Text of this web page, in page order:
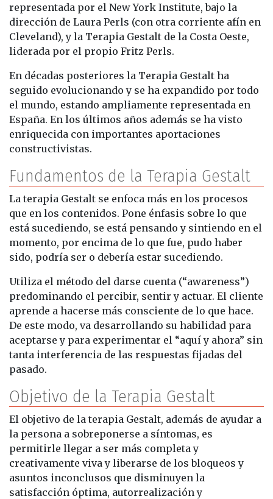
representada por el New York Institute, bajo la
dirección de Laura Perls (con otra corriente afín en
Cleveland), y la Terapia Gestalt de la Costa Oeste,
liderada por el propio Fritz Perls.
En décadas posteriores la Terapia Gestalt ha
seguido evolucionando y se ha expandido por todo
el mundo, estando ampliamente representada en
España. En los últimos años además se ha visto
enriquecida con importantes aportaciones
constructivistas.
Fundamentos de la Terapia Gestalt
La terapia Gestalt se enfoca más en los procesos
que en los contenidos. Pone énfasis sobre lo que
está sucediendo, se está pensando y sintiendo en el
momento, por encima de lo que fue, pudo haber
sido, podría ser o debería estar sucediendo.
Utiliza el método del darse cuenta (“awareness”)
predominando el percibir, sentir y actuar. El cliente
aprende a hacerse más consciente de lo que hace.
De este modo, va desarrollando su habilidad para
aceptarse y para experimentar el “aquí y ahora” sin
tanta interferencia de las respuestas fijadas del
pasado.
Objetivo de la Terapia Gestalt
El objetivo de la terapia Gestalt, además de ayudar a
la persona a sobreponerse a síntomas, es
permitirle llegar a ser más completa y
creativamente viva y liberarse de los bloqueos y
asuntos inconclusos que disminuyen la
satisfacción óptima, autorrealización y